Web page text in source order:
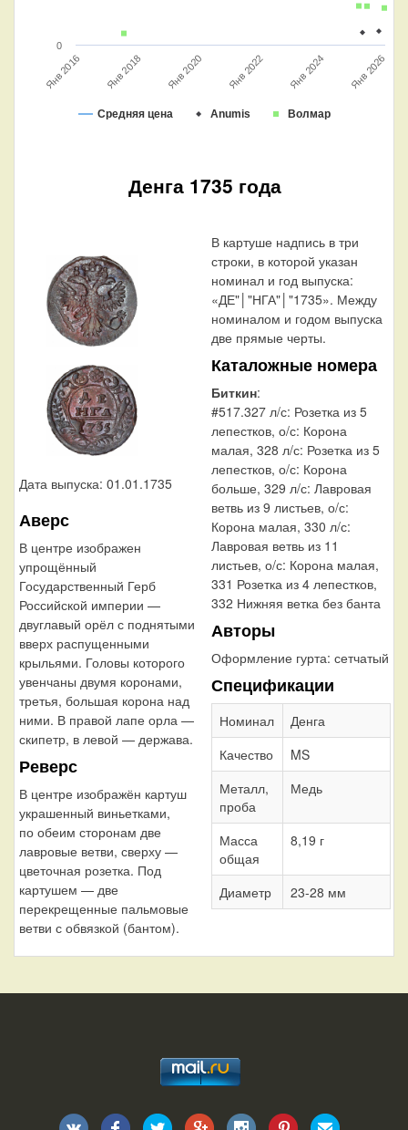
Средняя цена Anumis Волмар
Янв 2016 Янв 2018 Янв 2020 Янв 2022 Янв 2024 Янв 2026
0
Денга 1735 года
Дата выпуска: 01.01.1735
Аверс
В центре изображен
упрощённый
Государственный Герб
Российской империи —
двуглавый орёл с поднятыми
вверх распущенными
крыльями. Головы которого
увенчаны двумя коронами,
третья, большая корона над
ними. В правой лапе орла —
скипетр, в левой — держава.
Реверс
В центре изображён картуш
украшенный виньетками,
по обеим сторонам две
лавровые ветви, сверху —
цветочная розетка. Под
картушем — две
перекрещенные пальмовые
ветви с обвязкой (бантом).
В картуше надпись в три
строки, в которой указан
номинал и год выпуска:
«ДЕ"│"НГА"│"1735». Между
номиналом и годом выпуска
две прямые черты.
Каталожные номера
Биткин:
#517.327 л/с: Розетка из 5
лепестков, о/с: Корона
малая, 328 л/с: Розетка из 5
лепестков, о/с: Корона
больше, 329 л/с: Лавровая
ветвь из 9 листьев, о/с:
Корона малая, 330 л/с:
Лавровая ветвь из 11
листьев, о/с: Корона малая,
331 Розетка из 4 лепестков,
332 Нижняя ветка без банта
Авторы
Оформление гурта: сетчатый
Спецификации
Номинал
Денга
Качество
MS
Металл,
проба
Медь
Масса
общая
8,19 г
Диаметр 23-28 мм